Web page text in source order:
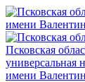
Псковская
универсальная
имени